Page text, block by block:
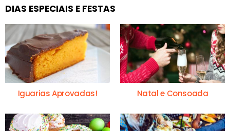
DIAS ESPECIAIS E FESTAS
Iguarias Aprovadas! Natal e Consoada